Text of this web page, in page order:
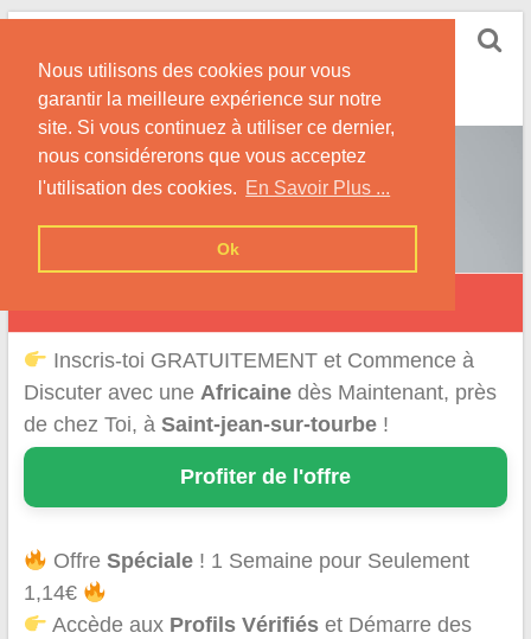
Nous utilisons des cookies pour vous
garantir la meilleure expérience sur notre
site. Si vous continuez à utiliser ce dernier,
nous considérerons que vous acceptez
l'utilisation des cookies. En Savoir Plus ...
Ok
Skip
content
Conseils et Infos pour la Rencontre d'une Belle
Africaine !
Inscris-toi GRATUITEMENT et Commence à
Discuter avec une Africainedès Maintenant, près
de chez Toi, à Saint-jean-sur-tourbe!
Profiter de l'offre
OffreSpéciale ! 1 Semaine pour Seulement
1,14€
Accède aux Profils Vérifiés et Démarre des